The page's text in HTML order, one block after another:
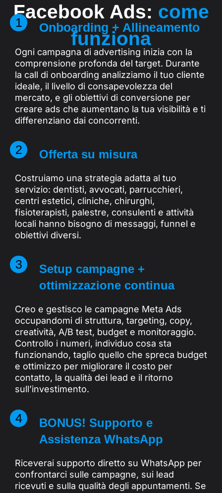
Facebook Ads: come
funziona
1 Onboarding + Allineamento
Ogni campagna di advertising inizia con la
comprensione profonda del target. Durante
la call di onboarding analizziamo il tuo cliente
ideale, il livello di consapevolezza del
mercato, e gli obiettivi di conversione per
creare ads che aumentano la tua visibilità e ti
differenziano dai concorrenti.
2 Offerta su misura
Costruiamo una strategia adatta al tuo
servizio: dentisti, avvocati, parrucchieri,
centri estetici, cliniche, chirurghi,
fisioterapisti, palestre, consulenti e attività
locali hanno bisogno di messaggi, funnel e
obiettivi diversi.
3
Setup campagne +
ottimizzazione continua
Creo e gestisco le campagne Meta Ads
occupandomi di struttura, targeting, copy,
creatività, A/B test, budget e monitoraggio.
Controllo i numeri, individuo cosa sta
funzionando, taglio quello che spreca budget
e ottimizzo per migliorare il costo per
contatto, la qualità dei lead e il ritorno
sull’investimento.
4
BONUS! Supporto e
Assistenza WhatsApp
Riceverai supporto diretto su WhatsApp per
confrontarci sulle campagne, sui lead
ricevuti e sulla qualità degli appuntamenti. Se